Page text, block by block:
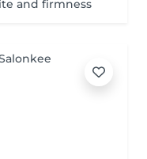
and firmness